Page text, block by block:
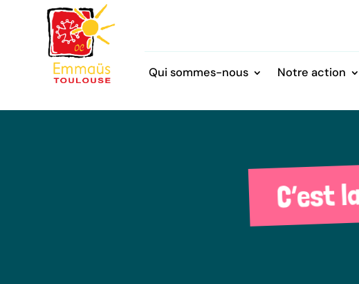
Qui sommes-nous Notre action
C’est